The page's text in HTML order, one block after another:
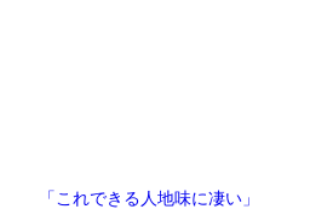
「これできる人地味に凄い」